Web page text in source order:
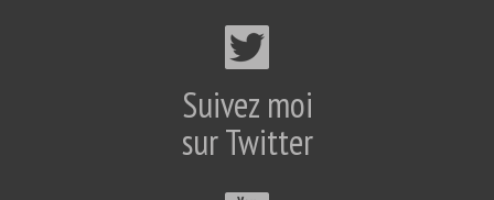
Suivez moi
sur Twitter